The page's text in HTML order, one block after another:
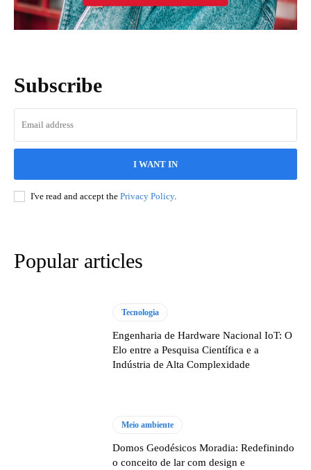
Subscribe
I WANT IN
I've read and accept the Privacy Policy.
Popular articles
Tecnologia
Engenharia de Hardware Nacional IoT: O
Elo entre a Pesquisa Científica e a
Indústria de Alta Complexidade
Meio ambiente
Domos Geodésicos Moradia: Redefinindo
o conceito de lar com design e